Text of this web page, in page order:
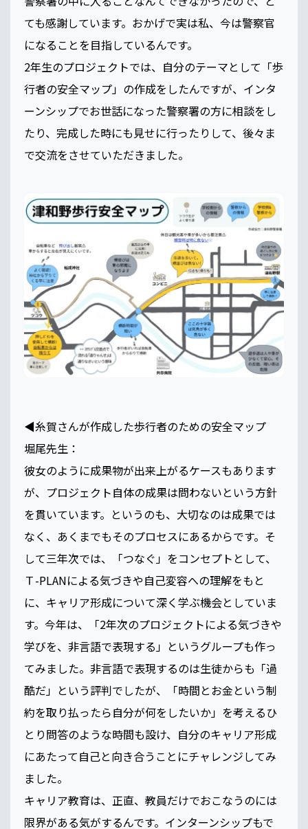
ても感謝しています。おかげで実は私、今は警察官
になることを目指しているんです。
2年生のプロジェクトでは、自分のテーマとして「歩
行者の安全マップ」の作成をしたんですが、インタ
ーンシップでお世話になった警察署の方に相談をし
たり、完成した時にも見せに行ったりして、後々ま
で交流をさせていただきました。
◀️糸賀さんが作成した歩行者のための安全マップ
堀尾先生：
彼女のように成果物が出来上がるケースもあります
が、プロジェクト自体の成果は問わないという方針
を貫いています。というのも、大切なのは成果では
なく、あくまでもそのプロセスにあるからです。そ
して三年次では、「つなぐ」をコンセプトとして、
Ｔ-PLANによる気づきや自己変容への理解をもと
に、キャリア形成について深く学ぶ機会としていま
す。今年は、「2年次のプロジェクトによる気づきや
学びを、非言語で表現する」というグループも作っ
てみました。非言語で表現するのは生徒からも「過
酷だ」という評判でしたが、「時間とお金という制
約を取り払ったら自分が何をしたいか」を考えるひ
とり問答のような時間も設け、自分のキャリア形成
にあたって自己と向き合うことにチャレンジしてみ
ました。
キャリア教育は、正直、教員だけでおこなうのには
限界がある気がするんです。インターンシップもで